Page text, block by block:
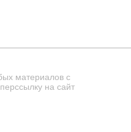
материалов с
на сайт